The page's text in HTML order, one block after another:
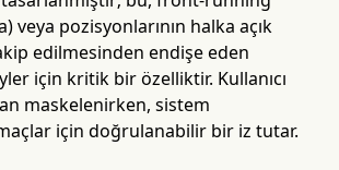
veya pozisyonlarının halka açık
edilmesinden endişe eden
için kritik bir özelliktir. Kullanıcı
maskelenirken, sistem
için doğrulanabilir bir iz tutar.